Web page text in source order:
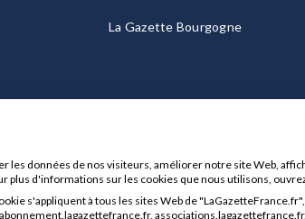
La Gazette Bourgogne
Mentions légales CGU/CGV Données
les données de nos visiteurs, améliorer notre site Web,
plus d'informations sur les cookies que nous utilisons,
s'appliquent à tous les sites Web de